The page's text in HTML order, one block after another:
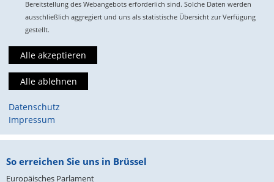
140 Millionen Tonnen Plastikmüll schwimmen in unseren
Meeren, eine Fläche die ungefähr der Größe Mitteleuropas
entspricht, mit Konsequenzen für Umwelt, Tier und Mensch.
Der unnötige Plastikkonsum muss begrenzt werden, Plastik an
sich soll aber nicht verteufelt werden. So machen Blutbeutel
aus Plastik das Blut länger haltbar.
Suchformular
Suche
Fußbereich
So erreichen Sie uns in Brüssel
Europäisches Parlament
Bereitstellung des Webangebots erforderlich sind. Solche Daten werden
ausschließlich aggregiert und uns als statistische Übersicht zur Verfügung
gestellt.
Datenschutz
Impressum